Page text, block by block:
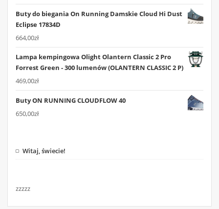
Buty do biegania On Running Damskie Cloud Hi Dust
Eclipse 17834D
664,00zł
Lampa kempingowa Olight Olantern Classic 2 Pro
Forrest Green - 300 lumenów (OLANTERN CLASSIC 2 P)
469,00zł
Buty ON RUNNING CLOUDFLOW 40
650,00zł
Witaj, świecie!
zzzzz